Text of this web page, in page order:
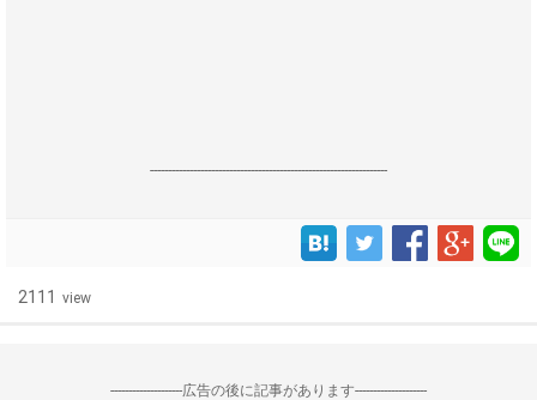
------------------------------------------------------------------
2111 view
--------------------広告の後に記事があります--------------------